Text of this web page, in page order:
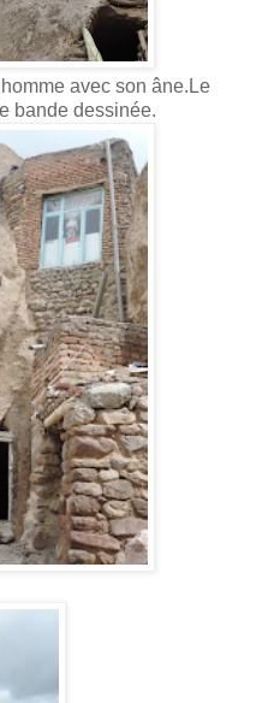
avec son âne.Le
bande dessinée.